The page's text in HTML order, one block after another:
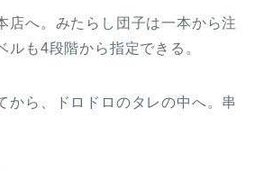
店へ。みたらし団子は一本から注
ルも4段階から指定できる。
から、ドロドロのタレの中へ。串